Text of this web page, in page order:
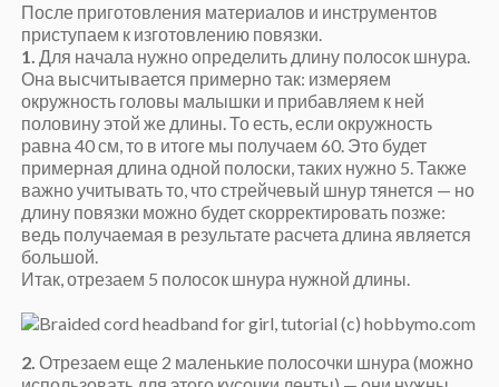
После приготовления материалов и инструментов
приступаем к изготовлению повязки.
1. Для начала нужно определить длину полосок шнура.
Она высчитывается примерно так: измеряем
окружность головы малышки и прибавляем к ней
половину этой же длины. То есть, если окружность
равна 40 см, то в итоге мы получаем 60. Это будет
примерная длина одной полоски, таких нужно 5. Также
важно учитывать то, что стрейчевый шнур тянется — но
длину повязки можно будет скорректировать позже:
ведь получаемая в результате расчета длина является
большой.
Итак, отрезаем 5 полосок шнура нужной длины.
2. Отрезаем еще 2 маленькие полосочки шнура (можно